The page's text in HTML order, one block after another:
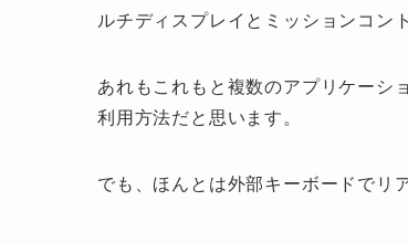
ルチディスプレイとミッションコン
あれもこれもと複数のアプリケーシ
利用方法だと思います。
でも、ほんとは外部キーボードでリ